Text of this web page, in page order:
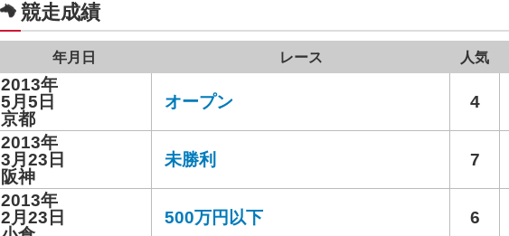
競走成績
年月日 レース 人気
2013年
5月5日
京都
オープン 4
2013年
3月23日
阪神
未勝利 7
2013年
2月23日
500万円以下 6